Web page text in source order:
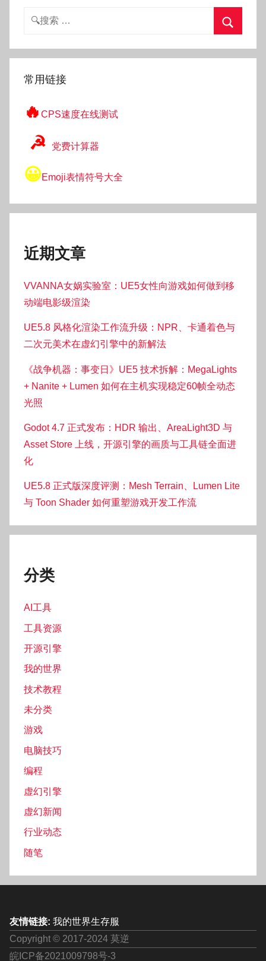
搜
索
常用链接
🔥 CPS速度在线测试
☭ 党费计算器
😀Emoji表情符号大全
近期文章
VVANNA女娲实验室：UE5女性向游戏如何做到移
动端电影级渲染
UE5.8 风格化渲染工作流升级：NPR、卡通着色与
二次元美术在虚幻引擎中的新解法
《战争机器：事变日》UE5 技术拆解：MegaLights
+ Nanite + Lumen 如何在主机实现稳定60帧全动态
光照
Godot 4.7 正式发布：HDR 输出、AreaLight3D 与
Asset Store 上线，开源引擎的画质与工具链全面进
化
UE5.8 正式版深度评测：Mesh Terrain、Lumen Lite
与 Toon Shader 如何重塑游戏开发工作流
分类
AI工具
工具资源
开源引擎
我的世界
技术教程
未分类
游戏
电脑技巧
编程
虚幻引擎
虚幻新闻
行业动态
随笔
友情链接: 我的世界生存服
Copyright © 2017-2024 莫逆
皖ICP备2021009798号-3